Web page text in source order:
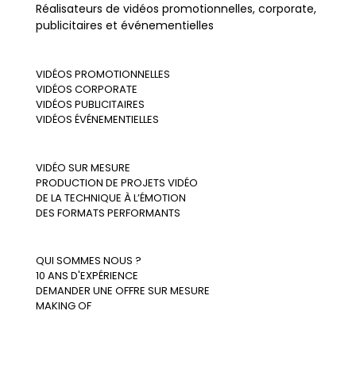
Réalisateurs de vidéos promotionnelles, corporate,
publicitaires et événementielles
VIDÉOS PROMOTIONNELLES
VIDÉOS CORPORATE
VIDÉOS PUBLICITAIRES
VIDÉOS ÉVÉNEMENTIELLES
VIDÉO SUR MESURE
PRODUCTION DE PROJETS VIDÉO
DE LA TECHNIQUE À L’ÉMOTION
DES FORMATS PERFORMANTS
QUI SOMMES NOUS ?
10 ANS D'EXPÉRIENCE
DEMANDER UNE OFFRE SUR MESURE
MAKING OF